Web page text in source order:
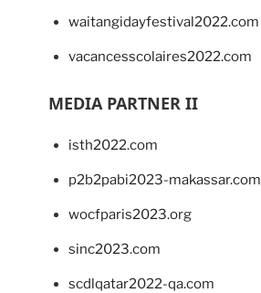
waitangidayfestival2022.com
vacancesscolaires2022.com
MEDIA PARTNER II
isth2022.com
p2b2pabi2023-makassar.com
wocfparis2023.org
sinc2023.com
scdlqatar2022-qa.com